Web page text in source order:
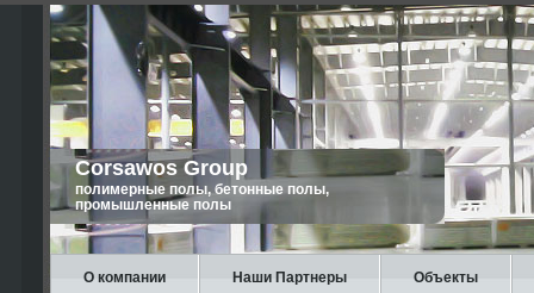
Corsawos Group
полимерные полы, бетонные полы,
промышленные полы
О компании Наши Партнеры Объекты